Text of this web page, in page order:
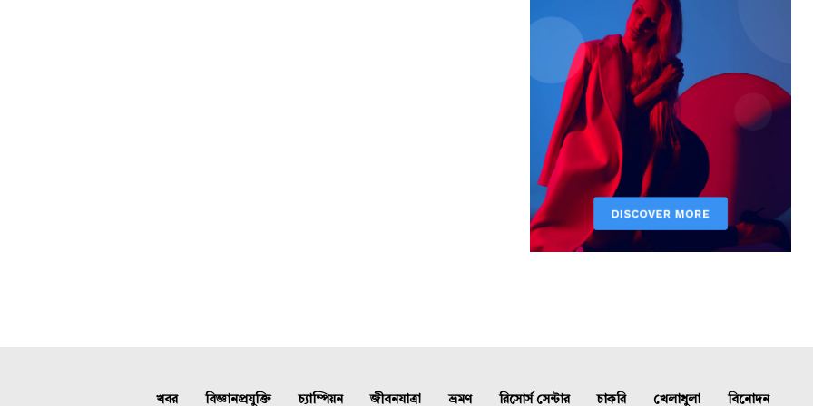
খবর বিজ্ঞানপ্রযুক্তি চ্যাম্পিয়ন জীবনযাত্রা ভ্রমণ রিসোর্স সেন্টার চাকরি খেলাধুলা বিনোদন